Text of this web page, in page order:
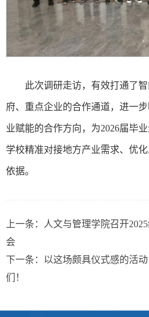
此次调研走访，有效打通了
府、重点企业的合作通道，进一
业赋能的合作方向，为2026届毕
学校精准对接地方产业需求、优
依据。
上一条：
人文与管理学院召开
会
下一条： 以这场颇具仪式感的活
们！